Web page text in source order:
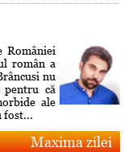
României
român a
nu
că
ale
fost...
Maxima zilei